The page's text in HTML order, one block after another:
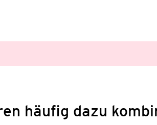
häufig dazu